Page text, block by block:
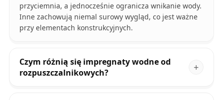
przyciemnia, a jednocześnie ogranicza wnikanie wody.
Inne zachowują niemal surowy wygląd, co jest ważne
przy elementach konstrukcyjnych.
Czym różnią się impregnaty wodne od
rozpuszczalnikowych?